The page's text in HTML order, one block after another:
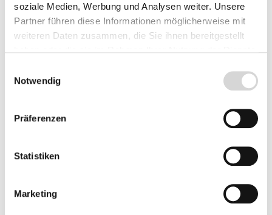
soziale Medien, Werbung und Analysen weiter. Unsere
Partner führen diese Informationen möglicherweise mit
weiteren Daten zusammen, die Sie ihnen bereitgestellt
Notwendig
Präferenzen
Statistiken
Marketing
Produkt Anzahl: Gib den gewünschten
Fragen zum Artikel